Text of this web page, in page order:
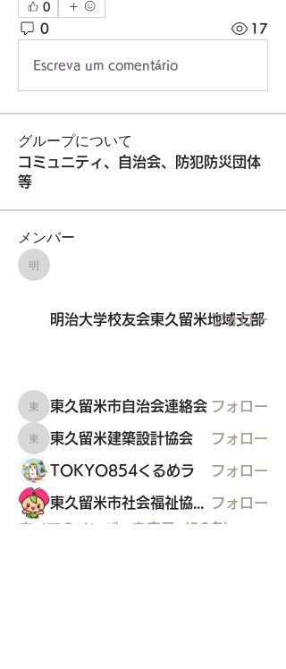
0
0 17
Escreva um comentário
グループについて
コミュニティ、自治会、防犯防災団体
等
メンバー
明治大学校友会東久留米地域支部
明治大学校友会東久留米地域支部
フォロー
東久留米市自治会連絡会
東久留米市自治会連絡会 フォロー
東久留米建築設計協会
東久留米建築設計協会 フォロー
TOKYO854くるめラ フォロー
フォロー
すべてのメンバーを表示（26名）